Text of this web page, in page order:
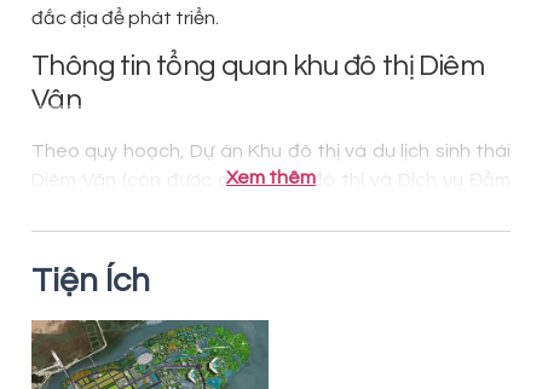
đắc địa để phát triển.
Thông tin tổng quan khu đô thị Diêm
Vân
Theo quy hoạch, Dự án Khu đô thị và du lịch sinh thái
Diêm Vân (còn được gọi là Khu đô thị và Dịch vụ Đầm
như sau:
Tiểu khu 1 – Khu đô thị với diện tích 57,7ha: Khu vực này
thương mại và dịch vụ liên quan đến du lịch phục vụ
cho khu đô thị.
Xem thêm
Tiện Ích